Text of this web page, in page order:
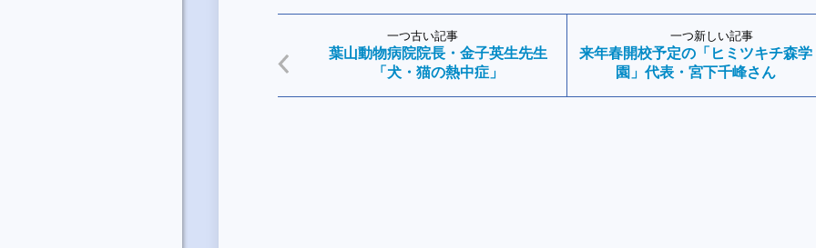
一つ古い記事
葉山動物病院院長・金子英生先生
「犬・猫の熱中症」
一つ新しい記事
来年春開校予定の「ヒミツキチ森学
園」代表・宮下千峰さん